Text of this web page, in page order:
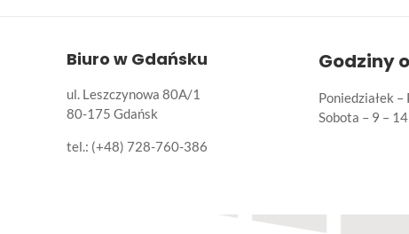
Biuro w Gdańsku
ul. Leszczynowa 80A/1
80-175 Gdańsk
tel.: (+48) 728-760-386
Godziny
Poniedziałek
Sobota – 9 – 14